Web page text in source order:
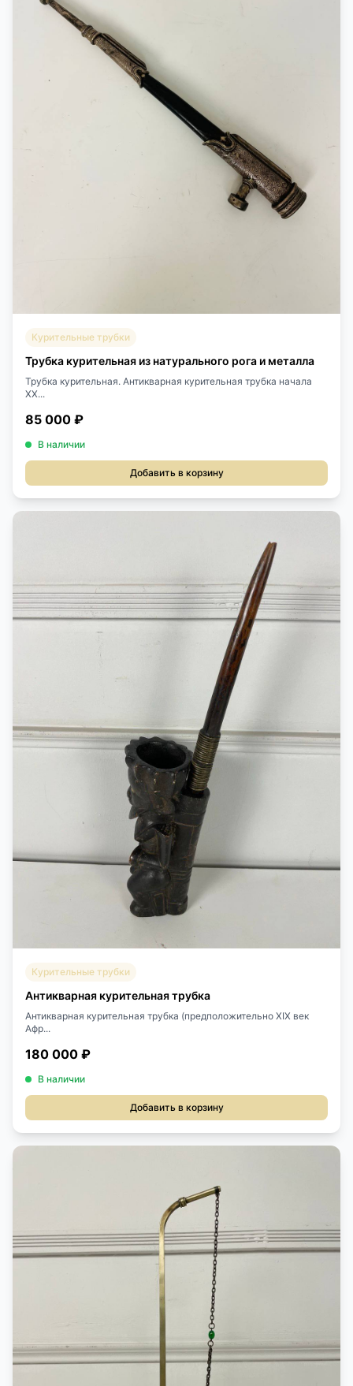
Курительные трубки
Трубка курительная из натурального рога и металла
Трубка курительная. Антикварная курительная трубка начала
XX...
85 000 ₽
В наличии
Добавить в корзину
Курительные трубки
Антикварная курительная трубка
Антикварная курительная трубка (предположительно XIX век
Афр...
180 000 ₽
В наличии
Добавить в корзину